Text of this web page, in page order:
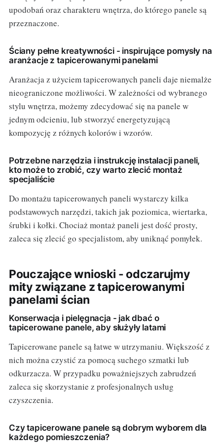
upodobań oraz charakteru wnętrza, do którego panele są
przeznaczone.
Ściany pełne kreatywności - inspirujące pomysły na
aranżacje z tapicerowanymi panelami
Aranżacja z użyciem tapicerowanych paneli daje niemalże
nieograniczone możliwości. W zależności od wybranego
stylu wnętrza, możemy zdecydować się na panele w
jednym odcieniu, lub stworzyć energetyzującą
kompozycję z różnych kolorów i wzorów.
Potrzebne narzędzia i instrukcję instalacji paneli,
kto może to zrobić, czy warto zlecić montaż
specjaliście
Do montażu tapicerowanych paneli wystarczy kilka
podstawowych narzędzi, takich jak poziomica, wiertarka,
śrubki i kołki. Chociaż montaż paneli jest dość prosty,
zaleca się zlecić go specjalistom, aby uniknąć pomyłek.
Pouczające wnioski - odczarujmy
mity związane z tapicerowanymi
panelami ścian
Konserwacja i pielęgnacja - jak dbać o
tapicerowane panele, aby służyły latami
Tapicerowane panele są łatwe w utrzymaniu. Większość z
nich można czystić za pomocą suchego szmatki lub
odkurzacza. W przypadku poważniejszych zabrudzeń
zaleca się skorzystanie z profesjonalnych usług
czyszczenia.
Czy tapicerowane panele są dobrym wyborem dla
każdego pomieszczenia?